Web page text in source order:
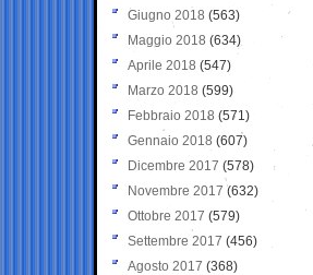
Giugno 2018 (563)
Maggio 2018 (634)
Aprile 2018 (547)
Marzo 2018 (599)
Febbraio 2018 (571)
Gennaio 2018 (607)
Dicembre 2017 (578)
Novembre 2017 (632)
Ottobre 2017 (579)
Settembre 2017 (456)
Agosto 2017 (368)